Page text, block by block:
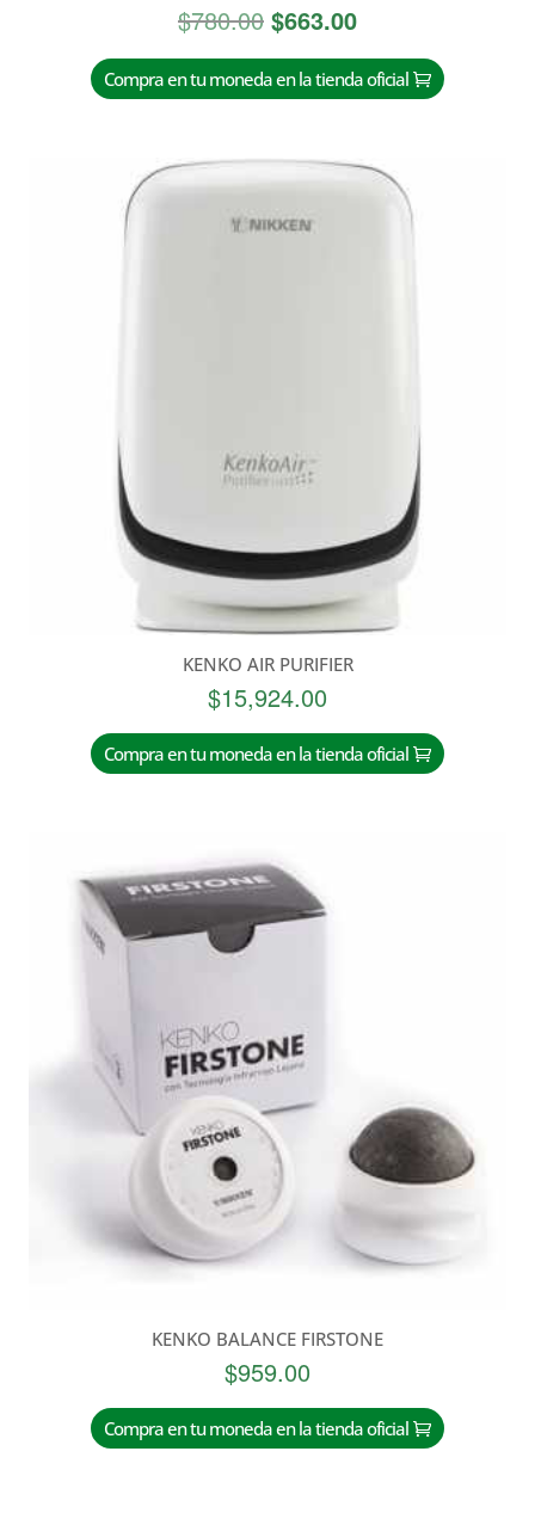
$780.00 El
precio
original
$663.00El
precio
actual
Compra en tu moneda en la tienda oficial
KENKO AIR PURIFIER
$15,924.00
Compra en tu moneda en la tienda oficial
KENKO BALANCE FIRSTONE
$959.00
Compra en tu moneda en la tienda oficial